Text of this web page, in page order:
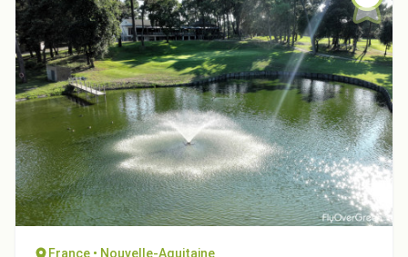
France • Nouvelle-Aquitaine
Integrate video
Video choice:
Copy to Clipboard